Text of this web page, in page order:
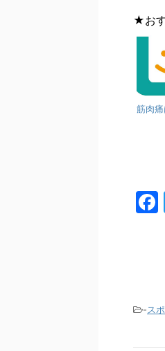
★お
筋肉
-ス